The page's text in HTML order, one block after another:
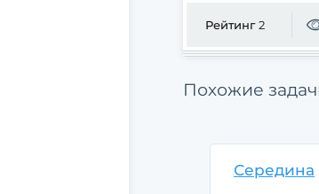
Рейтинг2
Похожие
Середина